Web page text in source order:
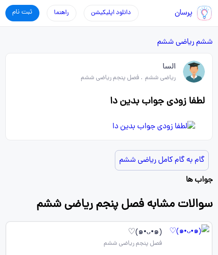
پرسان ثبت نام راهنما دانلود اپلیکیشن
ششمریاضی ششم
السا
ریاضی ششم .فصل پنجم ریاضی ششم
لطفا زودی جواب بدین دا
گام به گام کامل ریاضی ششم
جواب ها
سوالات مشابه فصل پنجم ریاضی ششم
(๑•ᴗ•๑)♡
فصل پنجم ریاضی ششم